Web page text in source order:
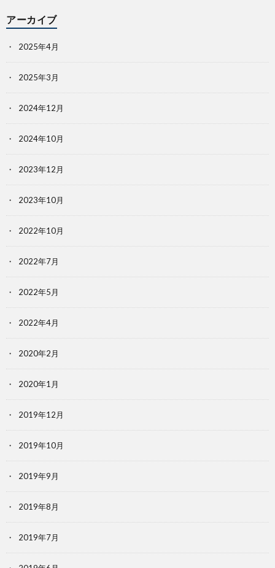
アーカイブ
2025年4月
2025年3月
2024年12月
2024年10月
2023年12月
2023年10月
2022年10月
2022年7月
2022年5月
2022年4月
2020年2月
2020年1月
2019年12月
2019年10月
2019年9月
2019年8月
2019年7月